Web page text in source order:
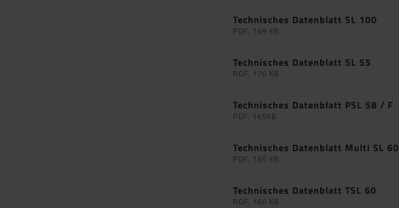
Technisches Datenblatt SL 100
PDF, 169 KB
Technisches Datenblatt SL 55
PDF, 170 KB
Technisches Datenblatt PSL 58 / F
PDF, 165KB
Technisches Datenblatt Multi SL 60
PDF, 165 KB
Technisches Datenblatt TSL 60
PDF, 160 KB